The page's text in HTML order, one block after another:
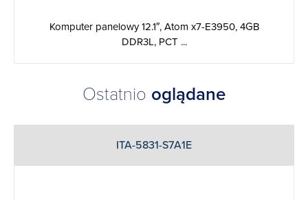
Komputer panelowy 12.1″, Atom x7-E3950, 4GB
DDR3L, PCT ...
Ostatnio oglądane
ITA-5831-S7A1E